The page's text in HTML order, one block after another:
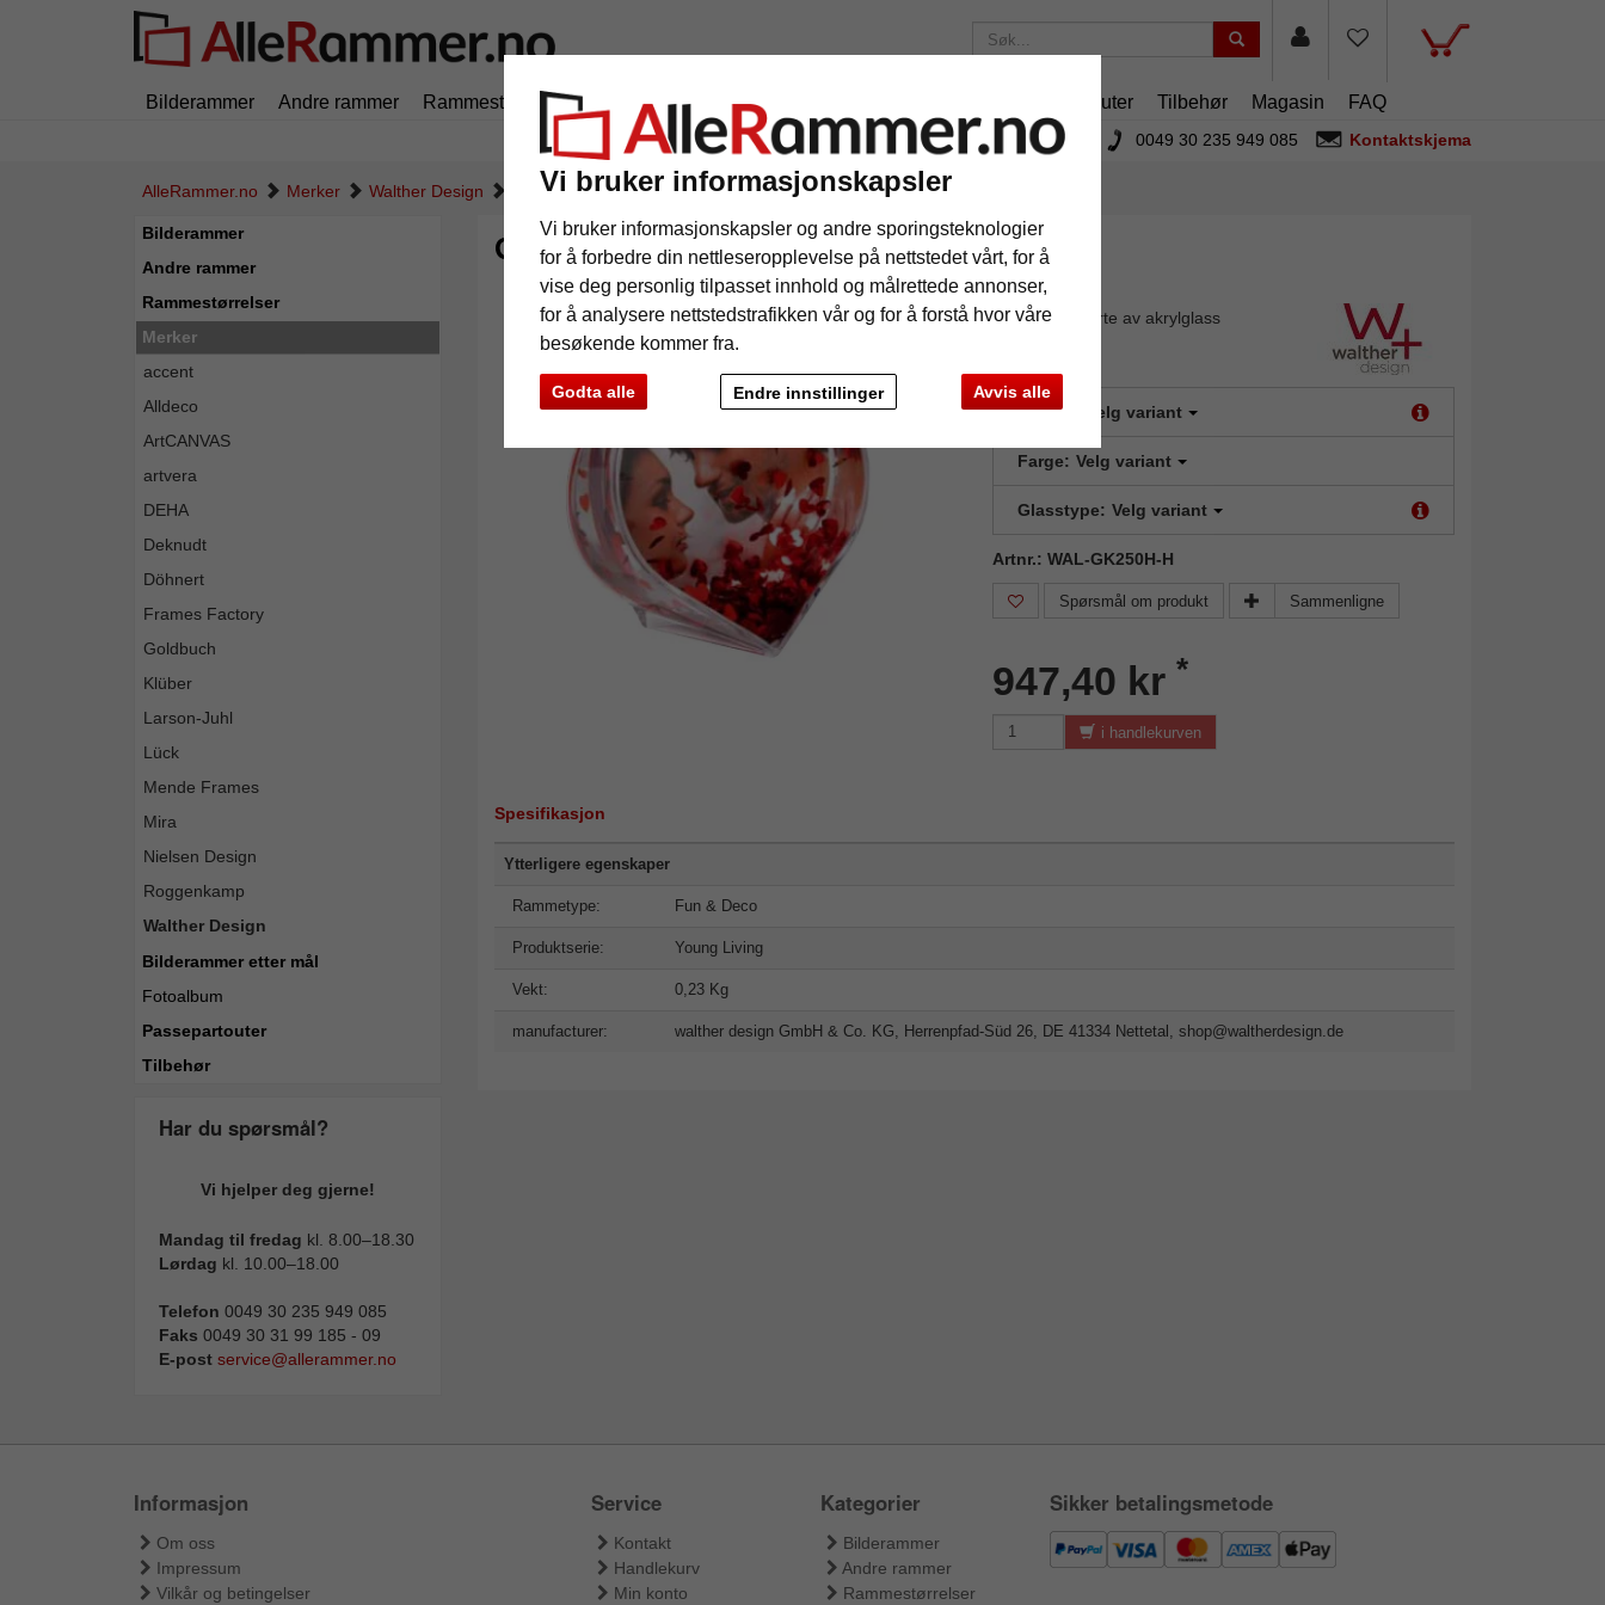
Vi bruker informasjonskapsler
Vi bruker informasjonskapsler og andre sporingsteknologier
for å forbedre din nettleseropplevelse på nettstedet vårt, for å
vise deg personlig tilpasset innhold og målrettede annonser,
for å analysere nettstedstrafikken vår og for å forstå hvor våre
besøkende kommer fra.
Godta alle Avvis alle
Endre innstillinger
Bilderammer Andre rammer Rammestørrelser Merker Bilderammer etter mål Passepartouter Tilbehør Magasin FAQ
Fraktkostnadene er 175 kr uansett hvor mye du bestiller! 0049 30 235 949 085 Kontaktskjema
AlleRammer.no Merker Walther Design Glitterhjerte
Bilderammer
Andre rammer
Rammestørrelser
Merker
accent
Alldeco
ArtCANVAS
artvera
DEHA
Deknudt
Döhnert
Frames Factory
Goldbuch
Klüber
Larson-Juhl
Lück
Mende Frames
Mira
Nielsen Design
Roggenkamp
Walther Design
Bilderammer etter mål
Fotoalbum
Passepartouter
Tilbehør
Har du spørsmål?
Vi hjelper deg gjerne!
Mandag til fredag kl. 8.00–18.30
Lørdag kl. 10.00–18.00
Telefon 0049 30 235 949 085
Faks 0049 30 31 99 185 - 09
E-post service@allerammer.no
Glitterhjerte
Foto-glitterhjerte av akrylglass
Format: Velg variant
Farge: Velg variant
Glasstype: Velg variant
Artnr.: WAL-GK250H-H
Spørsmål om produkt Sammenligne
947,40 kr *
i handlekurven
Spesifikasjon
Ytterligere egenskaper
Rammetype: Fun & Deco
Produktserie: Young Living
Vekt: 0,23 Kg
manufacturer: walther design GmbH & Co. KG, Herrenpfad-Süd 26, DE 41334 Nettetal, shop@waltherdesign.de
Informasjon
Om oss
Impressum
Vilkår og betingelser
Service
Kontakt
Handlekurv
Min konto
Kategorier
Bilderammer
Andre rammer
Rammestørrelser
Sikker betalingsmetode